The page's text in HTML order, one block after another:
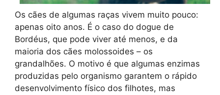
Os cães de algumas raças vivem muito pouco:
apenas oito anos. É o caso do dogue de
Bordéus, que pode viver até menos, e da
maioria dos cães molossoides – os
grandalhões. O motivo é que algumas enzimas
produzidas pelo organismo garantem o rápido
desenvolvimento físico dos filhotes, mas